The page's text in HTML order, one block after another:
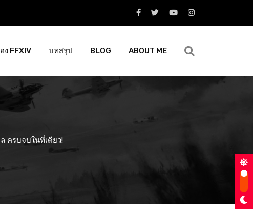
ง FFXIV บทสรุป BLOG ABOUT ME
ครบจบในที่เดียว!